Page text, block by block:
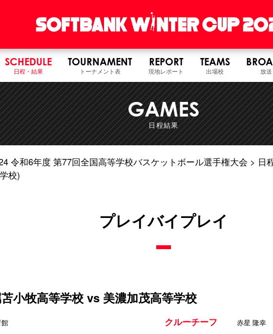
SCHEDULE
日程・結果
TOURNAMENT
トーナメント表
REPORT
現地レポート
TEAMS
出場校 放
GAMES
日程結果
令和6年度 第77回全国高等学校バスケットボール選手権大会 日
校)
プレイバイプレイ
小牧高等学校 vs 美濃加茂高等学校
クルーチーフ 赤星 隆幸